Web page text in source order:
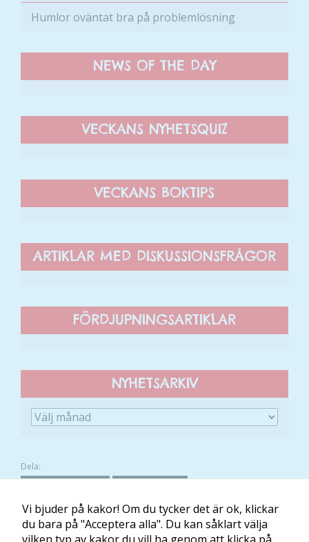
Humlor oväntat bra på problemlösning
NEWS OF THE DAY
VECKANS NYHETSQUIZ
VECKANS BOKTIPS
ARTIKLAR MED DISKUSSIONSFRÅGOR
FÖRDJUPNINGSARTIKLAR
NYHETSARKIV
Dela:
Vi bjuder på kakor! Om du tycker det är ok, klickar
du bara på "Acceptera alla". Du kan såklart välja
Nödvändiga
välja bort. De
behövs för
taget ska
fungera.
Statistik
För att vi ska
kunna
uppbyggnad,
hur hemsidan
används.